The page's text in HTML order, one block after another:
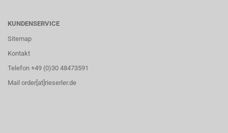
KUNDENSERVICE
Sitemap
Kontakt
Telefon +49 (0)30 48473591
Mail order[at]rieserler.de